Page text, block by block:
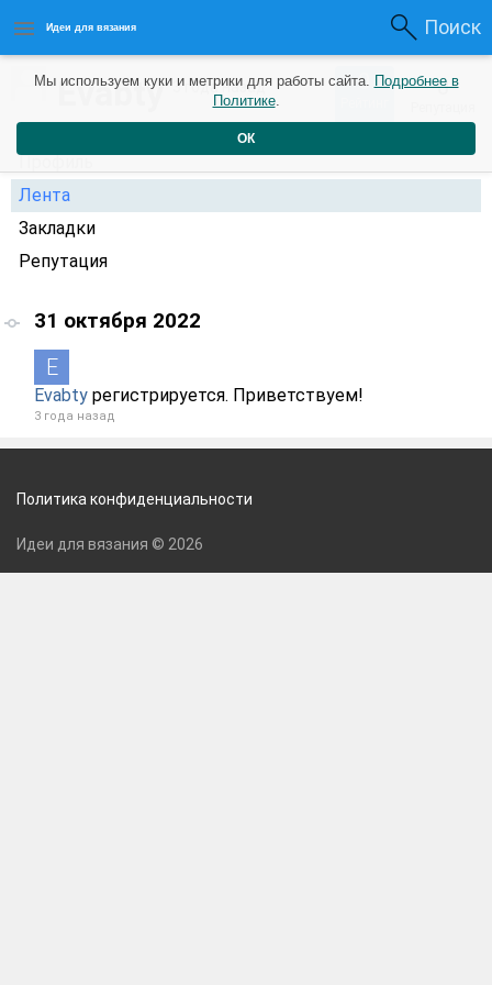
Идеи для вязания Поиск
Evabty 3 года назад 0 0
Профиль
Лента
Закладки
Репутация
31 октября 2022
Evabty регистрируется. Приветствуем!
3 года назад
Мы используем куки и метрики для работы сайта. Подробнее в
Политике.
ОК
Политика конфиденциальности
Идеи для вязания © 2026